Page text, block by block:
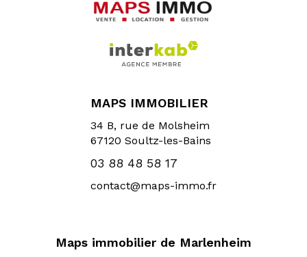
MAPS IMMOBILIER
34 B, rue de Molsheim
67120 Soultz-les-Bains
03 88 48 58 17
contact@maps-immo.fr
Maps immobilier de Marlenheim